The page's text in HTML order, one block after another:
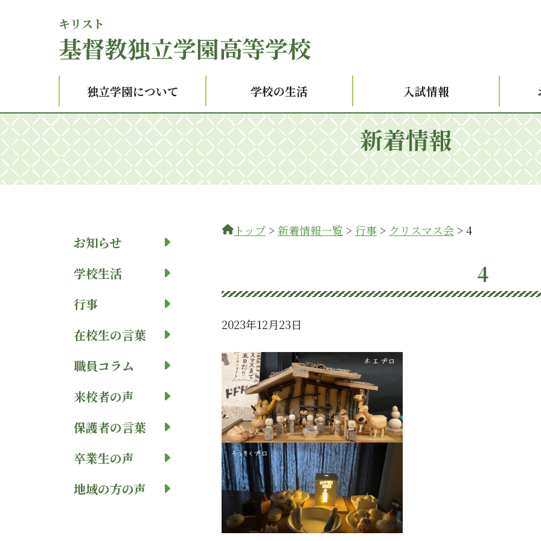
基督
キリスト
教独立学園高等学校
独立学園について 学校の生活 入試情報
新着情報
お知らせ
学校生活
行事
在校生の言葉
職員コラム
来校者の声
保護者の言葉
卒業生の声
地域の方の声
トップ > 新着情報一覧 > 行事 > クリスマス会 > 4
4
2023年12月23日